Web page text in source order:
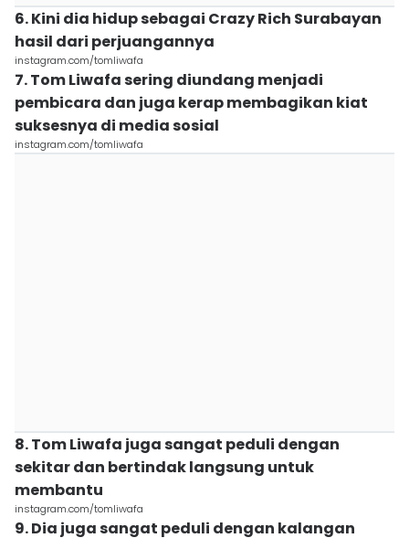
6. Kini dia hidup sebagai Crazy Rich Surabayan
hasil dari perjuangannya
instagram.com/tomliwafa
7. Tom Liwafa sering diundang menjadi
pembicara dan juga kerap membagikan kiat
suksesnya di media sosial
instagram.com/tomliwafa
8. Tom Liwafa juga sangat peduli dengan
sekitar dan bertindak langsung untuk
membantu
instagram.com/tomliwafa
9. Dia juga sangat peduli dengan kalangan